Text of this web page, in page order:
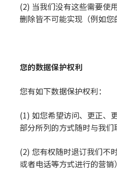
(2) 当我们没有这些需要使
删除皆不可能实现（例如
您的数据保护权利
您有如下数据保护权利：
(1) 如您希望访问、更正、
部分所列的方式随时与我们
(2) 您有权随时退订我们不
或者电话等方式进行的营